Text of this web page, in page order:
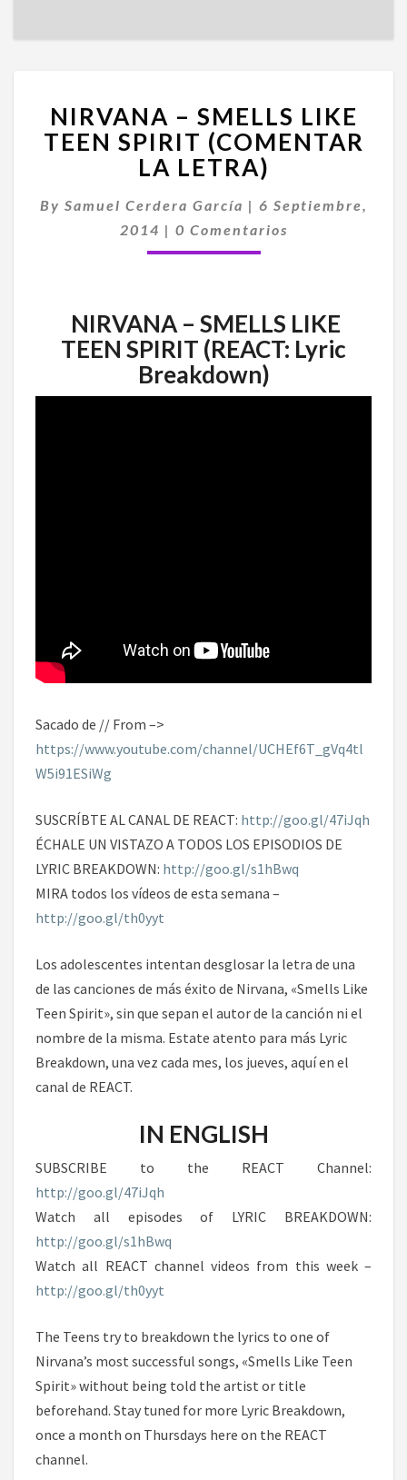
–
SMELLS
LIKE
TEEN
(COMENTAR
LA
LETRA)
NIRVANA – SMELLS LIKE
TEEN SPIRIT (COMENTAR
LA LETRA)
By Samuel Cerdera García | 6 Septiembre,
2014 | Comentarios
0 Comentarios
NIRVANA – SMELLS LIKE
TEEN SPIRIT (REACT: Lyric
Breakdown)
Sacado de // From –>
https://www.youtube.com/channel/UCHEf6T_gVq4tl
W5i91ESiWg
SUSCRÍBTE AL CANAL DE REACT: http://goo.gl/47iJqh
ÉCHALE UN VISTAZO A TODOS LOS EPISODIOS DE
LYRIC BREAKDOWN: http://goo.gl/s1hBwq
MIRA todos los vídeos de esta semana –
http://goo.gl/th0yyt
Los adolescentes intentan desglosar la letra de una
de las canciones de más éxito de Nirvana, «Smells Like
Teen Spirit», sin que sepan el autor de la canción ni el
nombre de la misma. Estate atento para más Lyric
Breakdown, una vez cada mes, los jueves, aquí en el
canal de REACT.
IN ENGLISH
SUBSCRIBE to the REACT Channel:
http://goo.gl/47iJqh
Watch all episodes of LYRIC BREAKDOWN:
http://goo.gl/s1hBwq
Watch all REACT channel videos from this week –
http://goo.gl/th0yyt
The Teens try to breakdown the lyrics to one of
Nirvana’s most successful songs, «Smells Like Teen
Spirit» without being told the artist or title
beforehand. Stay tuned for more Lyric Breakdown,
once a month on Thursdays here on the REACT
channel.